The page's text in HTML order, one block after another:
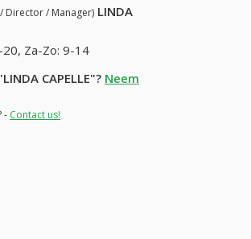
Director / Manager) LINDA
20, Za-Zo: 9-14
CAPELLE"? Neem
- Contact us!